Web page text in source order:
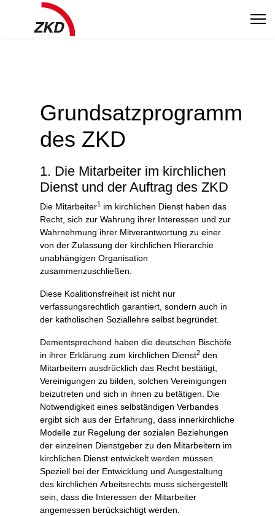
Grundsatzprogramm
des ZKD
1. Die Mitarbeiter im kirchlichen
Dienst und der Auftrag des ZKD
Die Mitarbeiter1 im kirchlichen Dienst haben das
Recht, sich zur Wahrung ihrer Interessen und zur
Wahrnehmung ihrer Mitverantwortung zu einer
von der Zulassung der kirchlichen Hierarchie
unabhängigen Organisation
zusammenzuschließen.
Diese Koalitionsfreiheit ist nicht nur
verfassungsrechtlich garantiert, sondern auch in
der katholischen Soziallehre selbst begründet.
Dementsprechend haben die deutschen Bischöfe
in ihrer Erklärung zum kirchlichen Dienst2 den
Mitarbeitern ausdrücklich das Recht bestätigt,
Vereinigungen zu bilden, solchen Vereinigungen
beizutreten und sich in ihnen zu betätigen. Die
Notwendigkeit eines selbständigen Verbandes
ergibt sich aus der Erfahrung, dass innerkirchliche
Modelle zur Regelung der sozialen Beziehungen
der einzelnen Dienstgeber zu den Mitarbeitern im
kirchlichen Dienst entwickelt werden müssen.
Speziell bei der Entwicklung und Ausgestaltung
des kirchlichen Arbeitsrechts muss sichergestellt
sein, dass die Interessen der Mitarbeiter
angemessen berücksichtigt werden.